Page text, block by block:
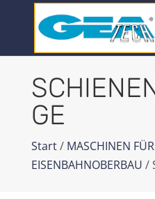
GE
Start/ MASCHINEN
EISENBAHNOBERBAU /